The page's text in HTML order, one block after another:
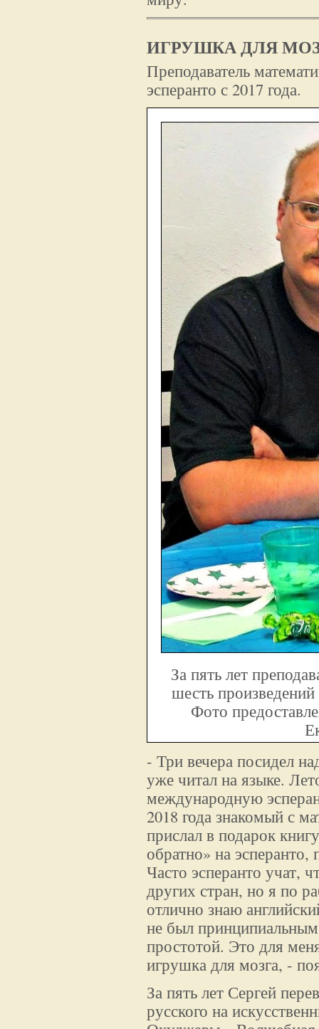
ИГРУШКА ДЛЯ
Преподаватель
эсперанто с 2017 года.
За пять лет
шесть произведений
Фото
- Три вечера посидел
уже читал на языке.
международную
2018 года знакомый с
прислал в подарок
обратно» на эсперанто,
Часто эсперанто учат,
других стран, но я по
отлично знаю
не был
простотой. Это для
игрушка для мозга, -
За пять лет Сергей
русского на